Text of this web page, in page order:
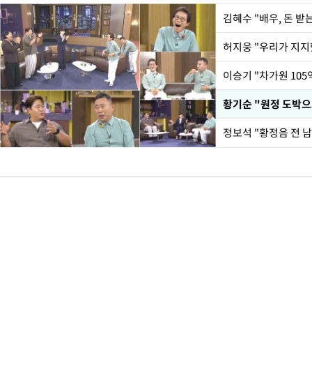
김혜수 "배우, 돈 받
황기순 "원정 도박